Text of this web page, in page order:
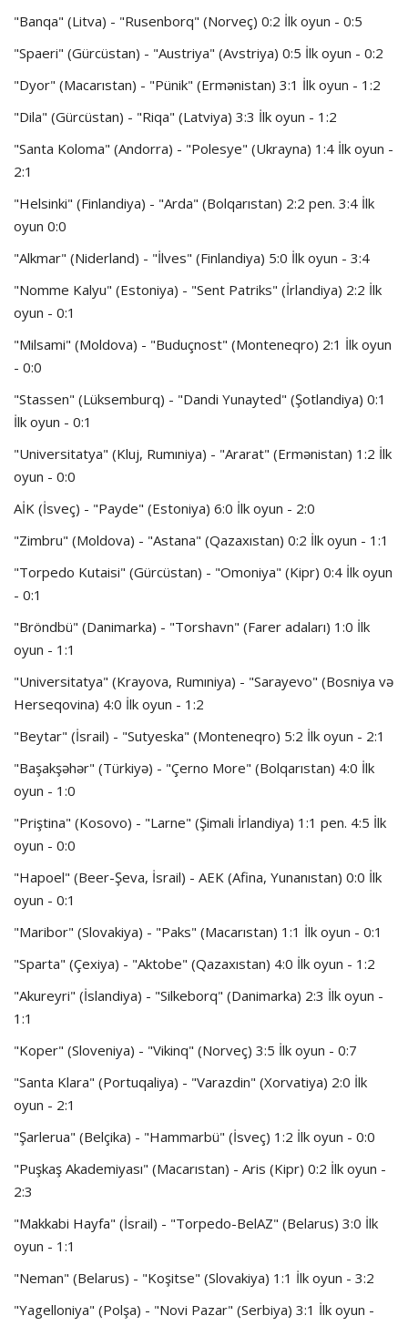
"Banqa" (Litva) - "Rusenborq" (Norveç) 0:2 İlk oyun - 0:5
"Spaeri" (Gürcüstan) - "Austriya" (Avstriya) 0:5 İlk oyun - 0:2
"Dyor" (Macarıstan) - "Pünik" (Ermənistan) 3:1 İlk oyun - 1:2
"Dila" (Gürcüstan) - "Riqa" (Latviya) 3:3 İlk oyun - 1:2
"Santa Koloma" (Andorra) - "Polesye" (Ukrayna) 1:4 İlk oyun -
2:1
"Helsinki" (Finlandiya) - "Arda" (Bolqarıstan) 2:2 pen. 3:4 İlk
oyun 0:0
"Alkmar" (Niderland) - "İlves" (Finlandiya) 5:0 İlk oyun - 3:4
"Nomme Kalyu" (Estoniya) - "Sent Patriks" (İrlandiya) 2:2 İlk
oyun - 0:1
"Milsami" (Moldova) - "Buduçnost" (Monteneqro) 2:1 İlk oyun
- 0:0
"Stassen" (Lüksemburq) - "Dandi Yunayted" (Şotlandiya) 0:1
İlk oyun - 0:1
"Universitatya" (Kluj, Rumıniya) - "Ararat" (Ermənistan) 1:2 İlk
oyun - 0:0
AİK (İsveç) - "Payde" (Estoniya) 6:0 İlk oyun - 2:0
"Zimbru" (Moldova) - "Astana" (Qazaxıstan) 0:2 İlk oyun - 1:1
"Torpedo Kutaisi" (Gürcüstan) - "Omoniya" (Kipr) 0:4 İlk oyun
- 0:1
"Bröndbü" (Danimarka) - "Torshavn" (Farer adaları) 1:0 İlk
oyun - 1:1
"Universitatya" (Krayova, Rumıniya) - "Sarayevo" (Bosniya və
Herseqovina) 4:0 İlk oyun - 1:2
"Beytar" (İsrail) - "Sutyeska" (Monteneqro) 5:2 İlk oyun - 2:1
"Başakşəhər" (Türkiyə) - "Çerno More" (Bolqarıstan) 4:0 İlk
oyun - 1:0
"Priştina" (Kosovo) - "Larne" (Şimali İrlandiya) 1:1 pen. 4:5 İlk
oyun - 0:0
"Hapoel" (Beer-Şeva, İsrail) - AEK (Afina, Yunanıstan) 0:0 İlk
oyun - 0:1
"Maribor" (Slovakiya) - "Paks" (Macarıstan) 1:1 İlk oyun - 0:1
"Sparta" (Çexiya) - "Aktobe" (Qazaxıstan) 4:0 İlk oyun - 1:2
"Akureyri" (İslandiya) - "Silkeborq" (Danimarka) 2:3 İlk oyun -
1:1
"Koper" (Sloveniya) - "Vikinq" (Norveç) 3:5 İlk oyun - 0:7
"Santa Klara" (Portuqaliya) - "Varazdin" (Xorvatiya) 2:0 İlk
oyun - 2:1
"Şarlerua" (Belçika) - "Hammarbü" (İsveç) 1:2 İlk oyun - 0:0
"Puşkaş Akademiyası" (Macarıstan) - Aris (Kipr) 0:2 İlk oyun -
2:3
"Makkabi Hayfa" (İsrail) - "Torpedo-BelAZ" (Belarus) 3:0 İlk
oyun - 1:1
"Neman" (Belarus) - "Koşitse" (Slovakiya) 1:1 İlk oyun - 3:2
"Yagelloniya" (Polşa) - "Novi Pazar" (Serbiya) 3:1 İlk oyun -